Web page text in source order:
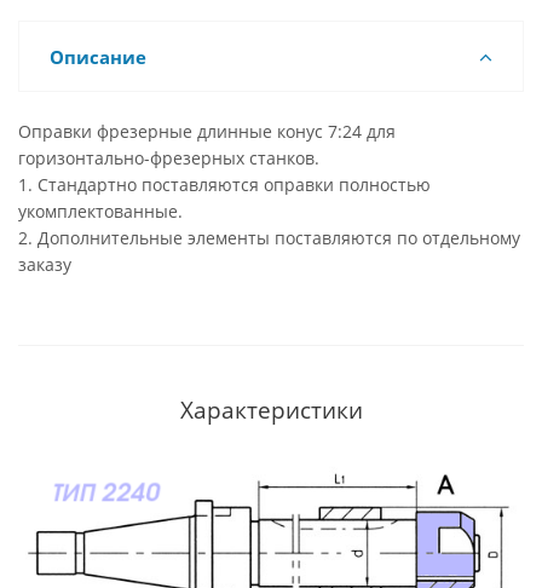
Описание
Оправки фрезерные длинные конус 7:24 для
горизонтально-фрезерных станков.
1. Стандартно поставляются оправки полностью
укомплектованные.
2. Дополнительные элементы поставляются по отдельному
заказу
Характеристики